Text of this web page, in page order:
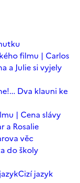
filmu | Carlos
a Julie si vyjely
Dva klauni ke
| Cena slávy
a Rosalie
věc
do školy
Cizí jazyk